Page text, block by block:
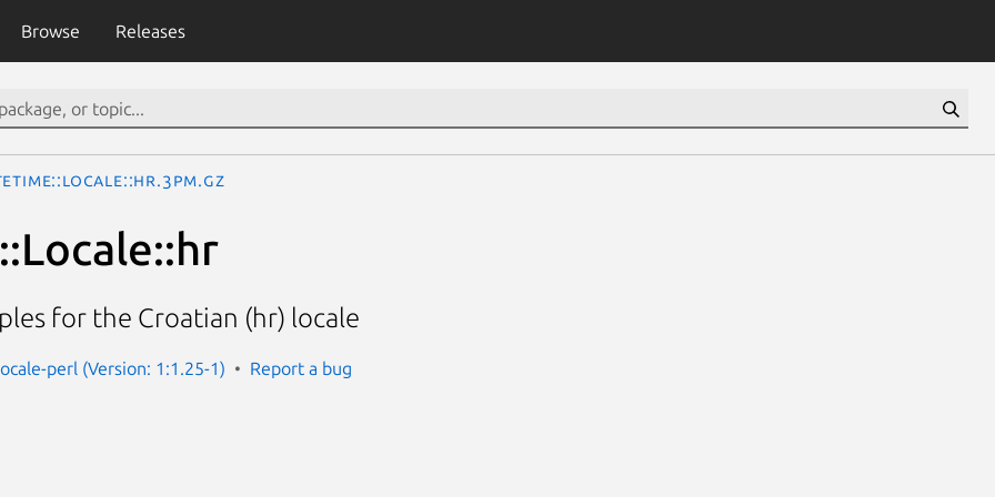
Browse Releases
for the Croatian (hr) locale
perl (Version: 1:1.25-1) Report a bug